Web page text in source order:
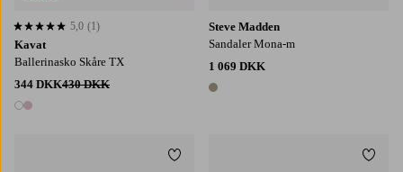
Kavat
Ballerinasko Skåre TX
344 DKK430 DKK
2 farver
5,0 baseret på 1 bedømmelser
5,0 (1)
Steve Madden
Sandaler Mona-m
1 069 DKK
1 farve
Tilføj til favoritter